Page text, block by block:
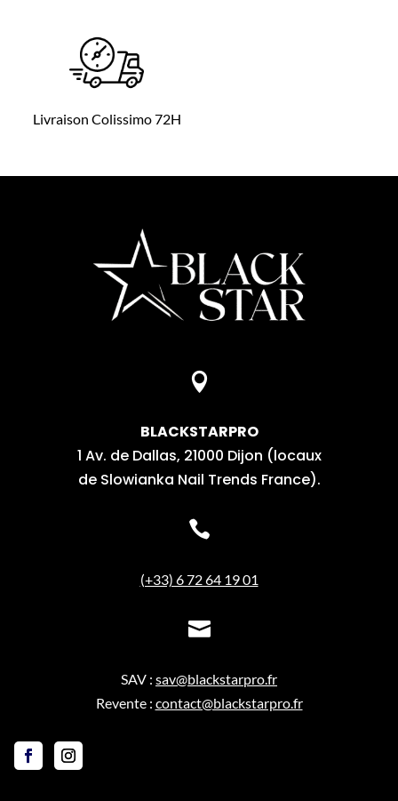
Livraison Colissimo 72H

BLACKSTARPRO
1 Av. de Dallas, 21000 Dijon (locaux
de Slowianka Nail Trends France).

(+33) 6 72 64 19 01

SAV : sav@blackstarpro.fr
Revente : contact@blackstarpro.fr